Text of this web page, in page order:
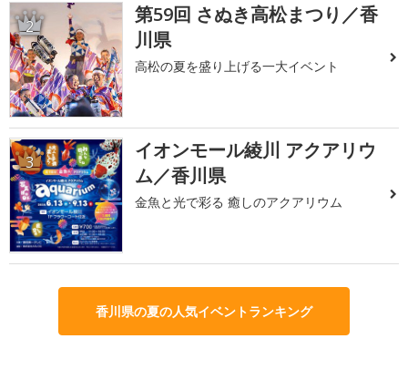
2
第59回 さぬき高松まつり／香
川県
高松の夏を盛り上げる一大イベント
3
イオンモール綾川 アクアリウ
ム／香川県
金魚と光で彩る 癒しのアクアリウム
香川県の夏の人気イベントランキング